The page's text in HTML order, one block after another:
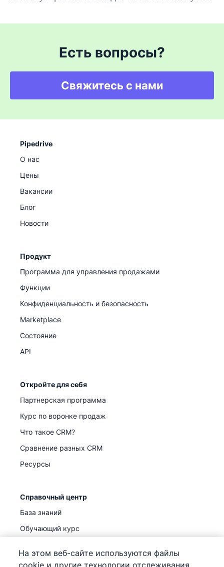
Есть вопросы?
Свяжитесь с нами
Pipedrive
О нас
Цены
Вакансии
Блог
Новости
Продукт
Программа для управления продажами
Функции
Конфиденциальность и безопасность
Marketplace
Состояние
API
Откройте для себя
Партнерская программа
Курс по воронке продаж
Что такое CRM?
Сравнение разных CRM
Ресурсы
Справочный центр
База знаний
Обучающий курс
На этом веб-сайте используются файлы
cookie и другие технологии отслеживания